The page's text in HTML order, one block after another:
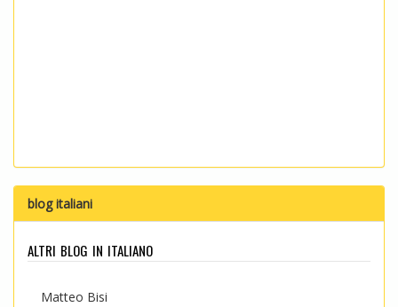
blog italiani
altri blog in italiano
Matteo Bisi